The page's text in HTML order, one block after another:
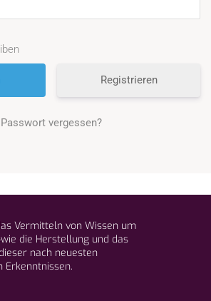
Registrieren
Passwort vergessen?
Vermitteln von Wissen um
die Herstellung und das
nach neuesten
Erkenntnissen.